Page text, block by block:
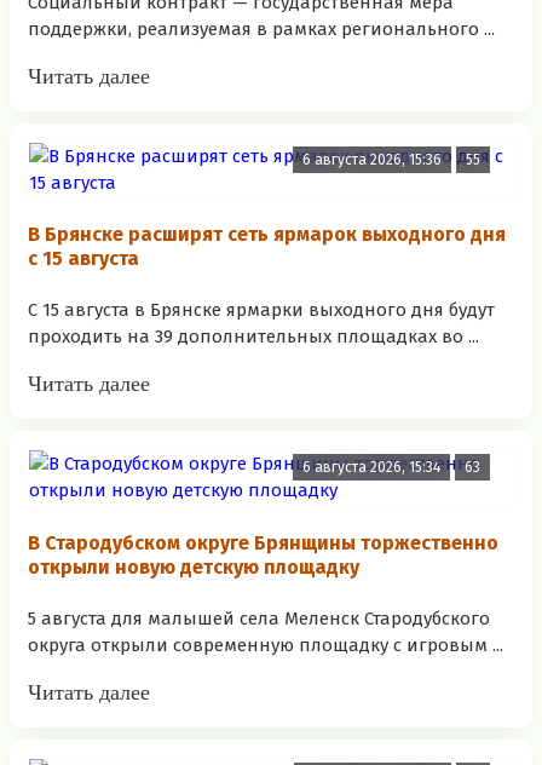
поддержки, реализуемая в рамках регионального ...
Читать далее
6 августа 2026, 15:36 55
В Брянске расширят сеть ярмарок выходного дня
с 15 августа
С 15 августа в Брянске ярмарки выходного дня будут
проходить на 39 дополнительных площадках во ...
Читать далее
6 августа 2026, 15:34 63
В Стародубском округе Брянщины торжественно
открыли новую детскую площадку
5 августа для малышей села Меленск Стародубского
округа открыли современную площадку с игровым ...
Читать далее